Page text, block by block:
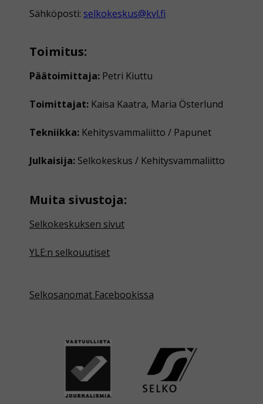
Sähköposti: selkokeskus@kvl.fi
Toimitus:
Päätoimittaja: Petri Kiuttu
Toimittajat: Kaisa Kaatra, Maria Österlund
Tekniikka: Kehitysvammaliitto / Papunet
Julkaisija: Selkokeskus / Kehitysvammaliitto
Muita sivustoja:
Selkokeskuksen sivut
YLE:n selkouutiset
Selkosanomat Facebookissa